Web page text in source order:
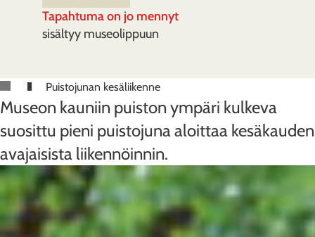
Tapahtuma on jo mennyt
sisältyy museolippuun
Puistojunan kesäliikenne
Museon kauniin puiston ympäri kulkeva
suosittu pieni puistojuna aloittaa kesäkauden
avajaisista liikennöinnin.